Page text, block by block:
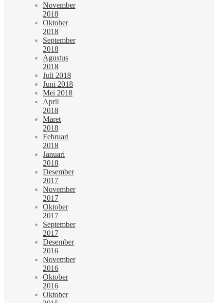
November
2018
Oktober
2018
September
2018
Agustus
2018
Juli 2018
Juni 2018
Mei 2018
April
2018
Maret
2018
Februari
2018
Januari
2018
Desember
2017
November
2017
Oktober
2017
September
2017
Desember
2016
November
2016
Oktober
2016
Oktober